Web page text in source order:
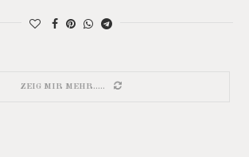
ZEIG MIR MEHR.....